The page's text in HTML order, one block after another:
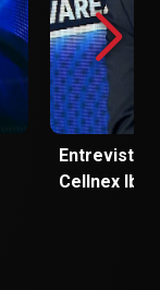
Entrevista
Cellnex